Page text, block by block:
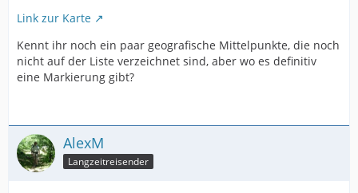
Link zur Karte
Kennt ihr noch ein paar geografische Mittelpunkte, die noch
nicht auf der Liste verzeichnet sind, aber wo es definitiv
eine Markierung gibt?
AlexM
Langzeitreisender